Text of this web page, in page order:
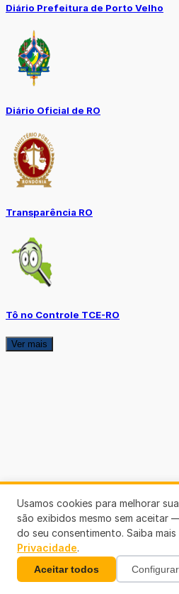
Diário Prefeitura de Porto Velho
Diário Oficial de RO
Transparência RO
Tô no Controle TCE-RO
Ver mais
Usamos cookies para melhorar
são exibidos mesmo sem aceitar
do seu consentimento. Saiba mais
Privacidade.
Aceitar todos Configurar